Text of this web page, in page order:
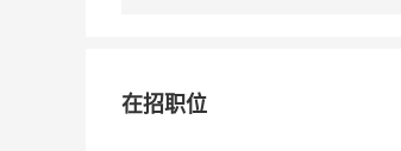
在招职位